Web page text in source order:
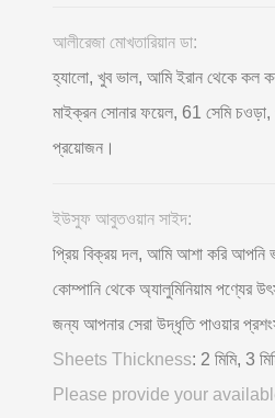
আলীরেজা মোখতারিয়ান ডা:
হ্যালো, খুব ভাল, আমি ইরান থেকে কল
মাইক্রন সোনার ফয়েল, 61 সেমি চওড়া,
প্রয়োজন।
ইউসুফ আবুতওয়ান সাইদ:
প্রিয় বিক্রয় দল, আমি আশা করি আপনি
কোম্পানি থেকে অ্যালুমিনিয়াম পণ্যের
জন্য আপনার সেরা উদ্ধৃতি পাওয়ার
Sheets Thickness: 2 মিমি, 3
Please provide your